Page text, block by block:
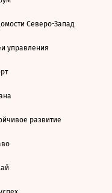
Северо-Запад
управления
развитие